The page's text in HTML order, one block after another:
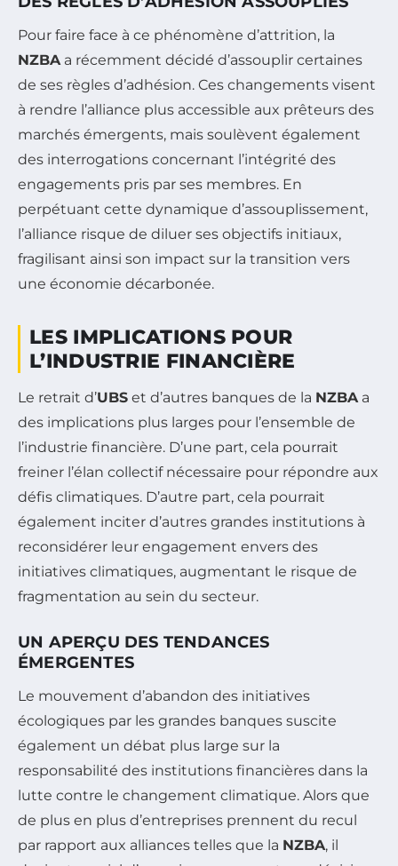
Pour faire face à ce phénomène d’attrition, la
NZBAa récemment décidé d’assouplir certaines
de ses règles d’adhésion. Ces changements visent
à rendre l’alliance plus accessible aux prêteurs des
marchés émergents, mais soulèvent également
des interrogations concernant l’intégrité des
engagements pris par ses membres. En
perpétuant cette dynamique d’assouplissement,
l’alliance risque de diluer ses objectifs initiaux,
fragilisant ainsi son impact sur la transition vers
une économie décarbonée.
LES IMPLICATIONS POUR
L’INDUSTRIE FINANCIÈRE
Le retrait d’UBS et d’autres banques de la NZBAa
des implications plus larges pour l’ensemble de
l’industrie financière. D’une part, cela pourrait
freiner l’élan collectif nécessaire pour répondre aux
défis climatiques. D’autre part, cela pourrait
également inciter d’autres grandes institutions à
reconsidérer leur engagement envers des
initiatives climatiques, augmentant le risque de
fragmentation au sein du secteur.
UN APERÇU DES TENDANCES
ÉMERGENTES
Le mouvement d’abandon des initiatives
écologiques par les grandes banques suscite
également un débat plus large sur la
responsabilité des institutions financières dans la
lutte contre le changement climatique. Alors que
de plus en plus d’entreprises prennent du recul
par rapport aux alliances telles que la NZBA, il